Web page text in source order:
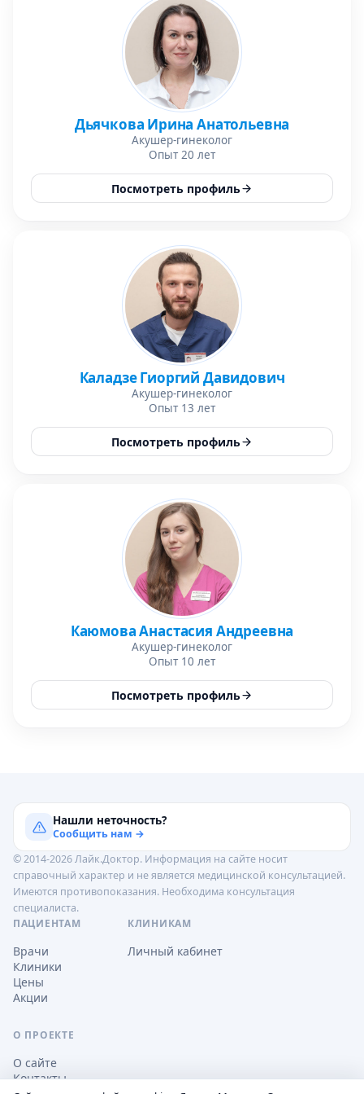
Дьячкова Ирина Анатольевна
Акушер-гинеколог
Опыт 20 лет
Посмотреть профиль
Каладзе Гиоргий Давидович
Акушер-гинеколог
Опыт 13 лет
Посмотреть профиль
Каюмова Анастасия Андреевна
Акушер-гинеколог
Опыт 10 лет
Посмотреть профиль
Нашли неточность?
Сообщить нам →
© 2014-2026 Лайк.Доктор. Информация на сайте носит
справочный характер и не является медицинской консультацией.
Имеются противопоказания. Необходима консультация
специалиста.
ПАЦИЕНТАМ
Врачи
Клиники
Цены
Акции
КЛИНИКАМ
Личный кабинет
О ПРОЕКТЕ
О сайте
Контакты